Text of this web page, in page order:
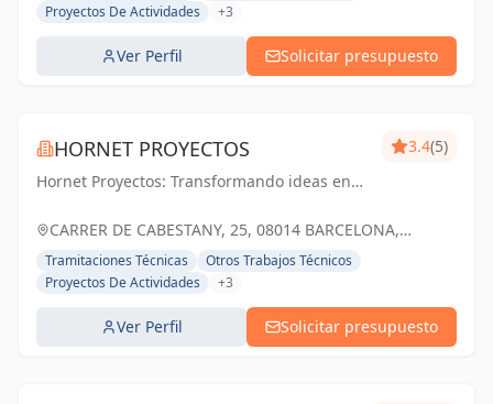
Proyectos De Actividades
+3
Ver Perfil Solicitar presupuesto
HORNET PROYECTOS
Hornet Proyectos: Transformando ideas en
impulsando el crecimiento de nuestros
3.4(5)
CARRER DE CABESTANY, 25, 08014 BARCELONA,
ESPAÑA, España
Tramitaciones Técnicas
Otros Trabajos Técnicos
Proyectos De Actividades
+3
Ver Perfil Solicitar presupuesto